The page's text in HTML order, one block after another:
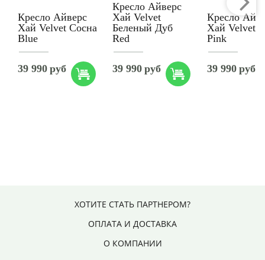
Кресло Айверс
Хай Velvet Сосна
Blue
39 990 руб
Кресло Айверс
Хай Velvet
Беленый Дуб
Red
39 990 руб
Кресло
Хай Velvet
Pink
39 990 руб
ХОТИТЕ СТАТЬ ПАРТНЕРОМ?
ОПЛАТА И ДОСТАВКА
О КОМПАНИИ